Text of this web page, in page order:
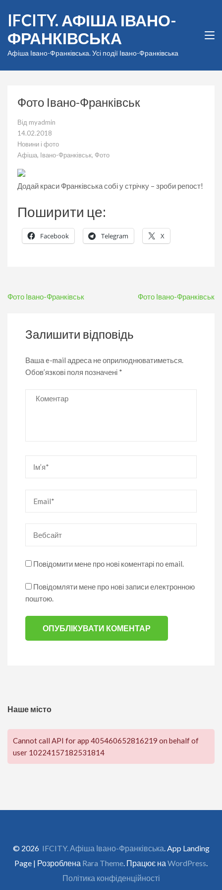
вмісту
(натисніть
Enter)
IFCITY. АФІША ІВАНО-
ФРАНКІВСЬКА
Афіша Івано-Франківська. Усі події Івано-Франківська
Фото Івано-Франківськ
Від myadmin
14.02.2018
Новини і фото
Афіша, Івано-Франківськ, Фото
Додай краси Франківська собі у стрічку – зроби репост!
Поширити це:
Facebook Telegram X
Навігація
Фото Івано-Франківськ Фото Івано-Франківськ
Залишити відповідь
Ваша e-mail адреса не оприлюднюватиметься.
Обов’язкові поля позначені *
Коментар
Повідомити мене про нові коментарі по email.
Повідомляти мене про нові записи електронною
поштою.
Наше місто
Cannot call API for app 405460652816219 on behalf of
user 10224157182531814
© 2026 IFCITY. Афіша Івано-Франківська . App Landing
Page | Розроблена Rara Theme . Працює на WordPress
Політика конфіденційності